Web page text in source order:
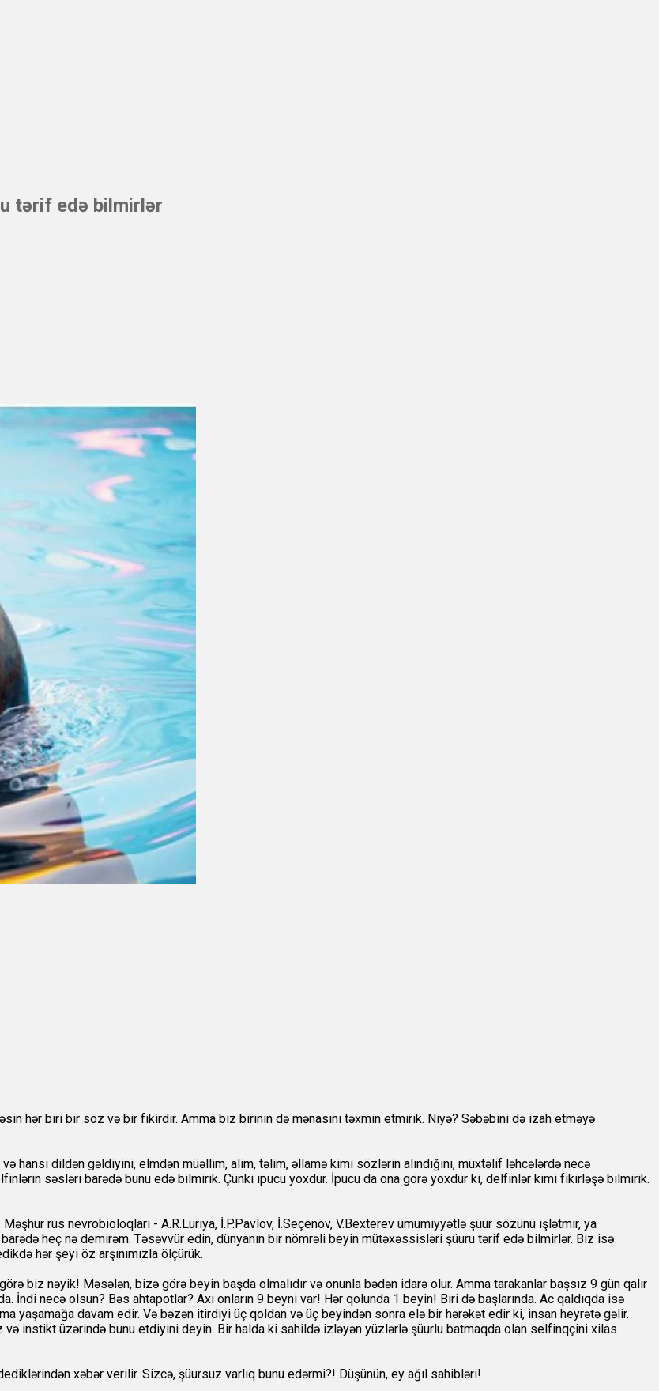
tərif edə bilmirlər
hər biri bir söz və bir fikirdir. Amma biz birinin də mənasını təxmin etmirik. Niyə? Səbəbini də izah etməyə
hansı dildən gəldiyini, elmdən müəllim, alim, təlim, əllamə kimi sözlərin alındığını, müxtəlif ləhcələrdə necə
səsləri barədə bunu edə bilmirik. Çünki ipucu yoxdur. İpucu da ona görə yoxdur ki, delfinlər kimi fikirləşə bilmirik.
Məşhur rus nevrobioloqları - A.R.Luriya, İ.P.Pavlov, İ.Seçenov, V.Bexterev ümumiyyətlə şüur sözünü işlətmir, ya
heç nə demirəm. Təsəvvür edin, dünyanın bir nömrəli beyin mütəxəssisləri şüuru tərif edə bilmirlər. Biz isə
hər şeyi öz arşınımızla ölçürük.
biz nəyik! Məsələn, bizə görə beyin başda olmalıdır və onunla bədən idarə olur. Amma tarakanlar başsız 9 gün qalır
İndi necə olsun? Bəs ahtapotlar? Axı onların 9 beyni var! Hər qolunda 1 beyin! Biri də başlarında. Ac qaldıqda isə
yaşamağa davam edir. Və bəzən itirdiyi üç qoldan və üç beyindən sonra elə bir hərəkət edir ki, insan heyrətə gəlir.
instikt üzərində bunu etdiyini deyin. Bir halda ki sahildə izləyən yüzlərlə şüurlu batmaqda olan selfinqçini xilas
xəbər verilir. Sizcə, şüursuz varlıq bunu edərmi?! Düşünün, ey ağıl sahibləri!